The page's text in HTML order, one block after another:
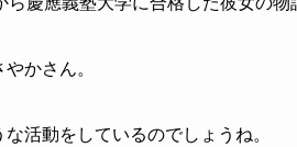
かさん。
活動をしているのでしょうね。